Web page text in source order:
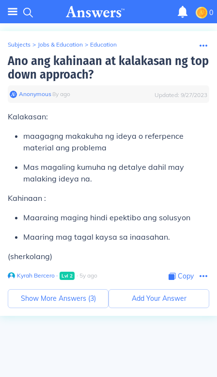
0
Subjects > Jobs & Education > Education
Ano ang kahinaan at kalakasan ng top
down approach?
Anonymous∙8y ago Updated: 9/27/2023
Kalakasan:
maagagng makakuha ng ideya o referpence
material ang problema
Mas magaling kumuha ng detalye dahil may
malaking ideya na.
Kahinaan :
Maaraing maging hindi epektibo ang solusyon
Maaring mag tagal kaysa sa inaasahan.
(sherkolang)
Kyrah Bercero ∙ Lvl 2 ∙ 5y ago Copy
Show More Answers (3) Add Your Answer